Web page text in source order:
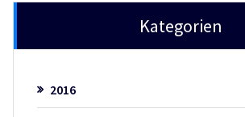
Kategorien
2016